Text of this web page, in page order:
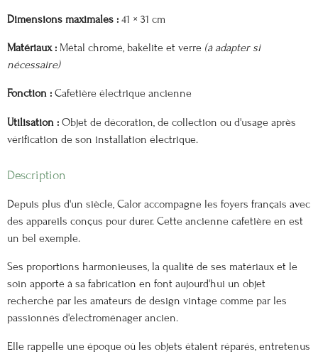
Dimensions maximales : 41 × 31 cm
Matériaux : Métal chromé, bakélite et verre (à adapter si
nécessaire)
Fonction : Cafetière électrique ancienne
Utilisation : Objet de décoration, de collection ou d'usage après
vérification de son installation électrique.
Description
Depuis plus d'un siècle, Calor accompagne les foyers français avec
des appareils conçus pour durer. Cette ancienne cafetière en est
un bel exemple.
Ses proportions harmonieuses, la qualité de ses matériaux et le
soin apporté à sa fabrication en font aujourd'hui un objet
recherché par les amateurs de design vintage comme par les
passionnés d'électroménager ancien.
Elle rappelle une époque où les objets étaient réparés, entretenus